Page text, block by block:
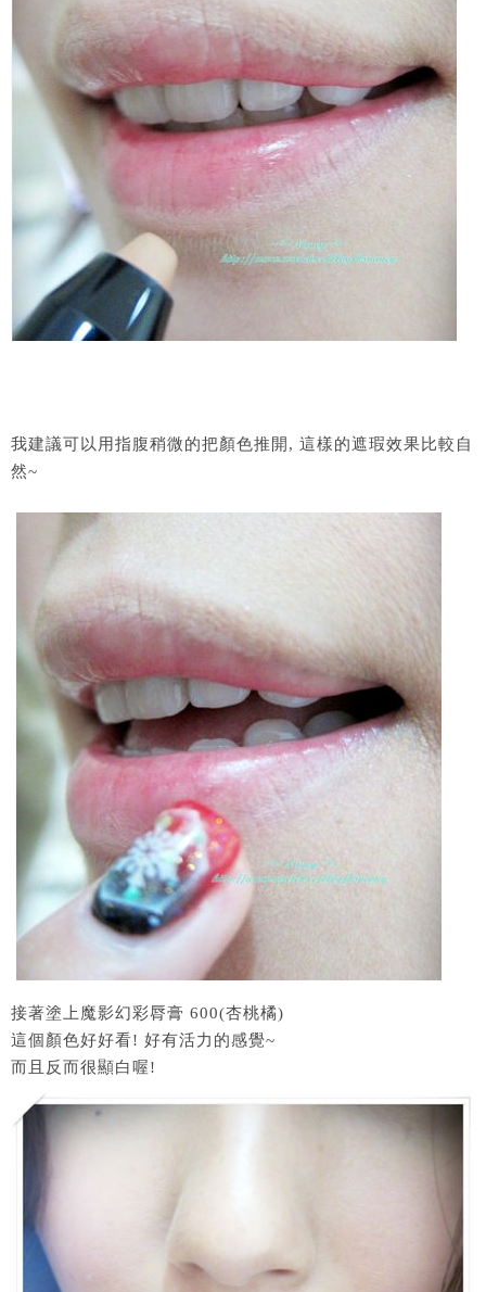
我建議可以用指腹稍微的把顏色推開, 這樣的遮瑕效果比較自
然~
接著塗上魔影幻彩脣膏 600(杏桃橘)
這個顏色好好看! 好有活力的感覺~
而且反而很顯白喔!